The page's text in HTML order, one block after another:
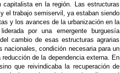
capitalista en la región. Las estructuras
el trabajo semiservil, ya estaban siendo
y los avances de la urbanización en la
por una emergente burguesía
cambio de esas estructuras agrarias
nacionales, condición necesaria para un
de la dependencia externa. En
que reivindicaba la recuperación de